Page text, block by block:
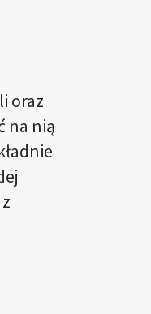
oraz
na nią